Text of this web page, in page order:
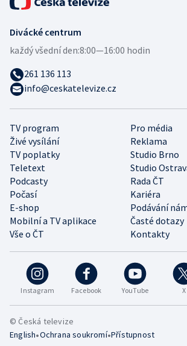
Instagram Facebook YouTube X
TV program
Pro média
Živé vysílání
Reklama
TV poplatky
Studio Brno
Teletext
Studio
Podcasty
Rada ČT
Počasí
Kariéra
E-shop
Podávání
Mobilní a TV aplikace
Časté dotazy
Vše o ČT
Kontakty
Divácké centrum
každý všední den:8:00—16:00 hodin
261 136 113
info@ceskatelevize.cz
© Česká televize
English•Ochrana soukromí•Přístupnost